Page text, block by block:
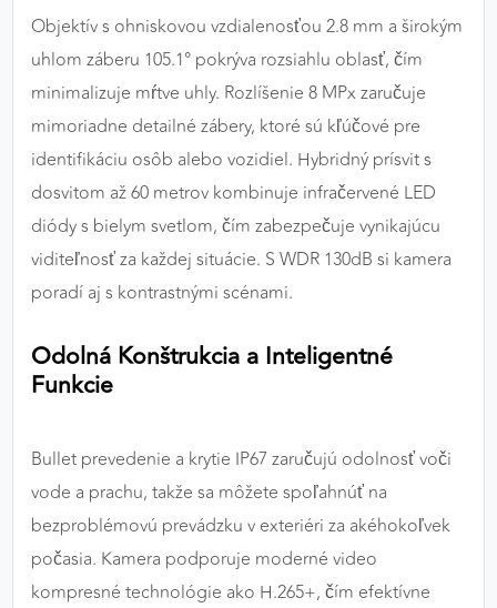
Objektív s ohniskovou vzdialenosťou 2.8 mm a širokým
uhlom záberu 105.1° pokrýva rozsiahlu oblasť, čím
minimalizuje mŕtve uhly. Rozlíšenie 8 MPx zaručuje
mimoriadne detailné zábery, ktoré sú kľúčové pre
identifikáciu osôb alebo vozidiel. Hybridný prísvit s
dosvitom až 60 metrov kombinuje infračervené LED
diódy s bielym svetlom, čím zabezpečuje vynikajúcu
viditeľnosť za každej situácie. S WDR 130dB si kamera
poradí aj s kontrastnými scénami.
Odolná Konštrukcia a Inteligentné
Funkcie
Bullet prevedenie a krytie IP67 zaručujú odolnosť voči
vode a prachu, takže sa môžete spoľahnúť na
bezproblémovú prevádzku v exteriéri za akéhokoľvek
počasia. Kamera podporuje moderné video
kompresné technológie ako H.265+, čím efektívne